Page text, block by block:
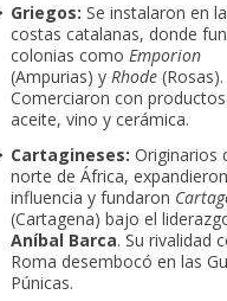
Griegos: Se instalaron en
costas catalanas, donde
colonias como Emporion
(Ampurias) y Rhode (Rosas).
Comerciaron con
aceite, vino y cerámica.
Cartagineses: Originarios
norte de África,
influencia y fundaron
(Cartagena) bajo el
Aníbal Barca. Su rivalidad
Roma desembocó en las
Púnicas.